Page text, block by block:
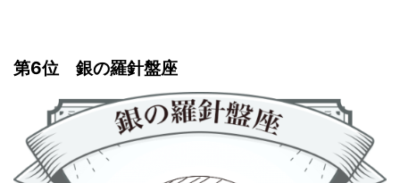
第6位 銀の羅針盤座